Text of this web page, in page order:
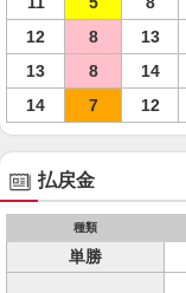
12
8 13
13
8 14
14
7 12
払戻金
種類
単勝